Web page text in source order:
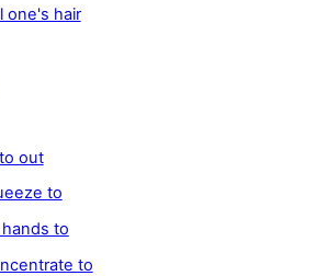
one's hair
out
to
to
to